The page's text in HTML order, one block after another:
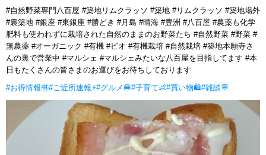
#自然野菜専門八百屋 #築地リムクラッソ #築地 #リムクラッソ #築地場外
#裏築地 #銀座 #東銀座 #勝どき #月島 #晴海 #豊洲 #八百屋 #農薬も化学
肥料も使われずに栽培された自然のままのお野菜たち #自然野菜 #野菜 #
無農薬 #オーガニック #有機 #ビオ #有機栽培 #自然栽培 #築地本願寺さ
んの裏で営業中 #マルシェ #マルシェみたいな八百屋を目指してます #本
日もたくさんの皆さまのお運びをお待ちしております
#お得情報🉐#ご近所速報⚡#グルメ🍔#子育て👶#買い物🛍#雑談💬